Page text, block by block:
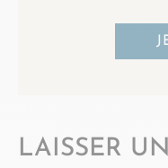
LAISSER